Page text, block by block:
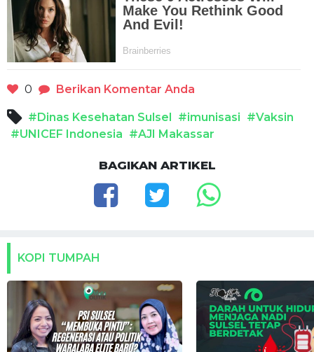
0 Berikan Komentar Anda
#Dinas Kesehatan Sulsel #imunisasi #Vaksin
#UNICEF Indonesia #AJI Makassar
BAGIKAN ARTIKEL
KOPI TUMPAH